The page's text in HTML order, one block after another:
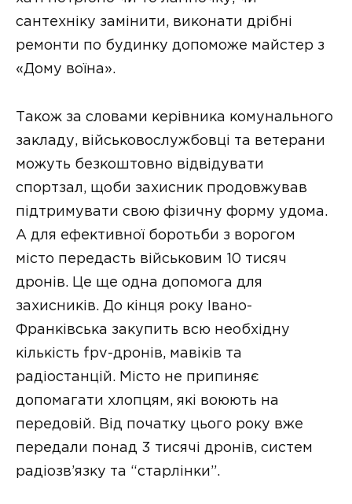
сантехніку замінити, виконати дрібні
ремонти по будинку допоможе майстер з
«Дому воїна».
Також за словами керівника комунального
закладу, військовослужбовці та ветерани
можуть безкоштовно відвідувати
спортзал, щоби захисник продовжував
підтримувати свою фізичну форму удома.
А для ефективної боротьби з ворогом
місто передасть військовим 10 тисяч
дронів. Це ще одна допомога для
захисників. До кінця року Івано-
Франківська закупить всю необхідну
кількість fpv-дронів, мавіків та
радіостанцій. Місто не припиняє
допомагати хлопцям, які воюють на
передовій. Від початку цього року вже
передали понад 3 тисячі дронів, систем
радіозв’язку та “старлінки”.